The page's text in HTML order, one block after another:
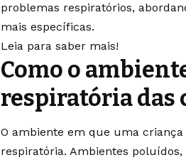
problemas respiratórios,
mais específicas.
Leia para saber mais!
Como o
respiratória das
O ambiente em que uma
respiratória. Ambientes